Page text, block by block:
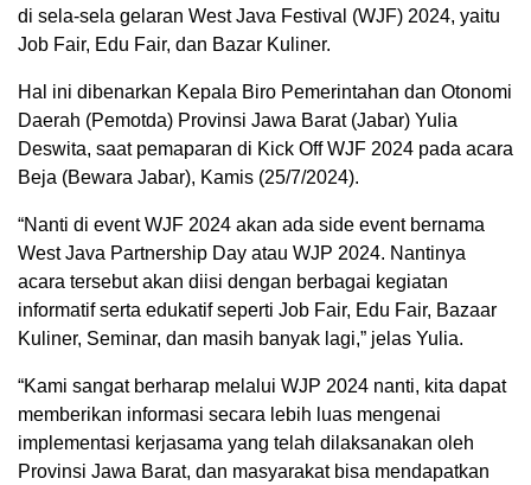
di sela-sela gelaran West Java Festival (WJF) 2024, yaitu
Job Fair, Edu Fair, dan Bazar Kuliner.
Hal ini dibenarkan Kepala Biro Pemerintahan dan Otonomi
Daerah (Pemotda) Provinsi Jawa Barat (Jabar) Yulia
Deswita, saat pemaparan di Kick Off WJF 2024 pada acara
Beja (Bewara Jabar), Kamis (25/7/2024).
“Nanti di event WJF 2024 akan ada side event bernama
West Java Partnership Day atau WJP 2024. Nantinya
acara tersebut akan diisi dengan berbagai kegiatan
informatif serta edukatif seperti Job Fair, Edu Fair, Bazaar
Kuliner, Seminar, dan masih banyak lagi,” jelas Yulia.
“Kami sangat berharap melalui WJP 2024 nanti, kita dapat
memberikan informasi secara lebih luas mengenai
implementasi kerjasama yang telah dilaksanakan oleh
Provinsi Jawa Barat, dan masyarakat bisa mendapatkan